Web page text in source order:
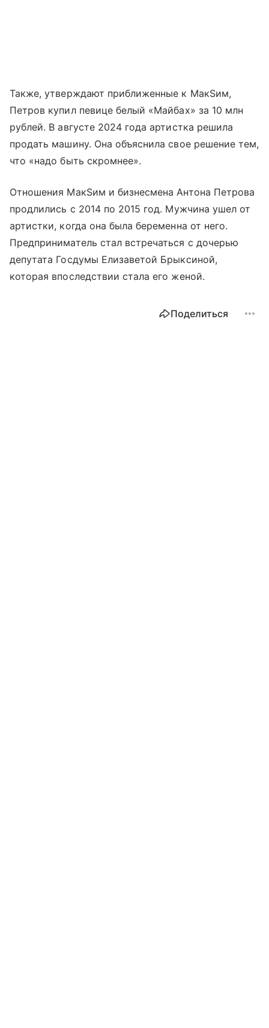
Также, утверждают приближенные к МакSим,
Петров купил певице белый «Майбах» за 10 млн
рублей. В августе 2024 года артистка решила
продать машину. Она объяснила свое решение тем,
что «надо быть скромнее».
Отношения МакSим и бизнесмена Антона Петрова
продлились с 2014 по 2015 год. Мужчина ушел от
артистки, когда она была беременна от него.
Предприниматель стал встречаться с дочерью
депутата Госдумы Елизаветой Брыксиной,
которая впоследствии стала его женой.
Поделиться